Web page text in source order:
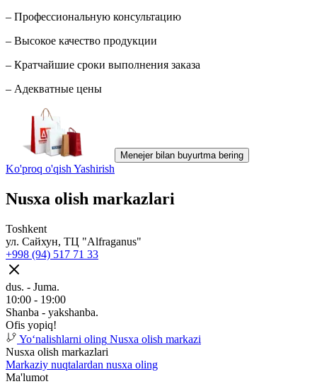
– Профессиональную консультацию
– Высокое качество продукции
– Кратчайшие сроки выполнения заказа
– Адекватные цены
Menejer bilan buyurtma bering
Ko'proq o'qish Yashirish
Nusxa olish markazlari
Toshkent
ул. Сайхун, ТЦ "Alfraganus"
+998 (94) 517 71 33
dus. - Juma.
10:00 - 19:00
Shanba - yakshanba.
Ofis yopiq!
Yoʻnalishlarni oling Nusxa olish markazi
Nusxa olish markazlari
Markaziy nuqtalardan nusxa oling
Ma'lumot